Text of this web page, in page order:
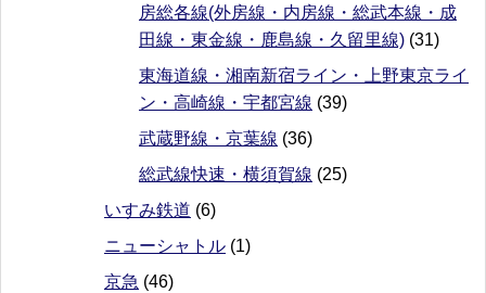
房総各線(外房線・内房線・総武本線・成
田線・東金線・鹿島線・久留里線) (31)
東海道線・湘南新宿ライン・上野東京ライ
ン・高崎線・宇都宮線 (39)
武蔵野線・京葉線 (36)
総武線快速・横須賀線 (25)
いすみ鉄道 (6)
ニューシャトル (1)
京急 (46)